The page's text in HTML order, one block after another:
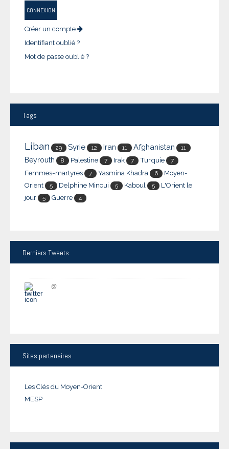
CONNEXION
Créer un compte
Identifiant oublié ?
Mot de passe oublié ?
Tags
Liban 29 Syrie 12 Iran 11 Afghanistan 11
Beyrouth 8 Palestine 7 Irak 7 Turquie 7
Femmes-martyres 7 Yasmina Khadra 6
Moyen-
Orient
5 Delphine Minoui 5 Kaboul 5
L'Orient le
jour
5 Guerre 4
Derniers Tweets
@
Sites partenaires
Les Clés du Moyen-Orient
MESP